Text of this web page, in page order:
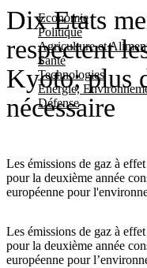
Economie
Politique
Agriculture et
Santé
Technologies
Energie,
Défense
Dix Etats
respectent
Kyoto; plus
nécessaire
Les émissions de gaz à
pour la deuxième année
européenne pour
Les émissions de gaz à
pour la deuxième année
européenne pour